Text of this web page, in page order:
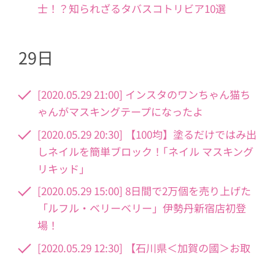
士！？知られざるタバスコトリビア10選
29日
[2020.05.29 21:00] インスタのワンちゃん猫ち
ゃんがマスキングテープになったよ
[2020.05.29 20:30] 【100均】塗るだけではみ出
しネイルを簡単ブロック！｢ネイル マスキング
リキッド｣
[2020.05.29 15:00] 8日間で2万個を売り上げた
「ルフル・ベリーベリー」伊勢丹新宿店初登
場！
[2020.05.29 12:30] 【石川県＜加賀の國＞お取